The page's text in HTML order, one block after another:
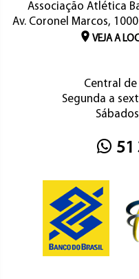
Associação Atlética
Av. Coronel Marcos,
VEJA A
Central
Segunda a
51